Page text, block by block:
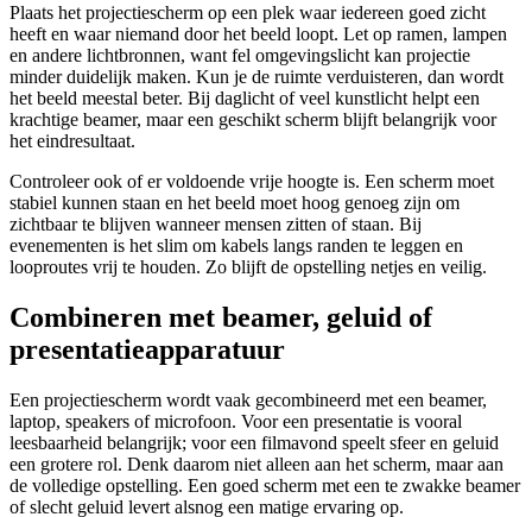
Plaats het projectiescherm op een plek waar iedereen goed zicht
heeft en waar niemand door het beeld loopt. Let op ramen, lampen
en andere lichtbronnen, want fel omgevingslicht kan projectie
minder duidelijk maken. Kun je de ruimte verduisteren, dan wordt
het beeld meestal beter. Bij daglicht of veel kunstlicht helpt een
krachtige beamer, maar een geschikt scherm blijft belangrijk voor
het eindresultaat.
Controleer ook of er voldoende vrije hoogte is. Een scherm moet
stabiel kunnen staan en het beeld moet hoog genoeg zijn om
zichtbaar te blijven wanneer mensen zitten of staan. Bij
evenementen is het slim om kabels langs randen te leggen en
looproutes vrij te houden. Zo blijft de opstelling netjes en veilig.
Combineren met beamer, geluid of
presentatieapparatuur
Een projectiescherm wordt vaak gecombineerd met een beamer,
laptop, speakers of microfoon. Voor een presentatie is vooral
leesbaarheid belangrijk; voor een filmavond speelt sfeer en geluid
een grotere rol. Denk daarom niet alleen aan het scherm, maar aan
de volledige opstelling. Een goed scherm met een te zwakke beamer
of slecht geluid levert alsnog een matige ervaring op.